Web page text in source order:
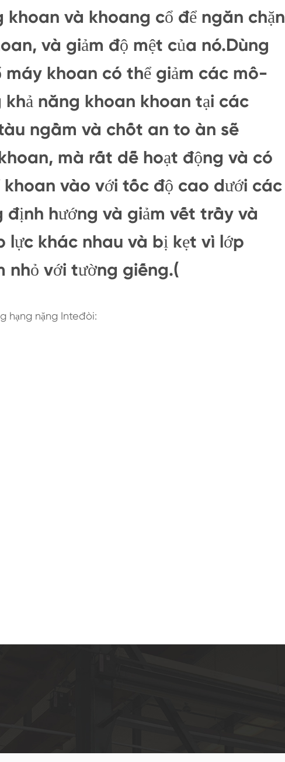
và khoang cổ để ngăn chặn
và giảm độ mệt của nó.Dùng
khoan có thể giảm các mô-
năng khoan khoan tại các
ngầm và chốt an to àn sẽ
mà rất dễ hoạt động và có
vào với tốc độ cao dưới các
hướng và giảm vết trầy và
lực khác nhau và bị kẹt vì lớp
nhỏ với tường giếng.(
hạng nặng Inteđòi: